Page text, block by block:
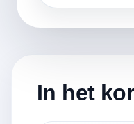
In het